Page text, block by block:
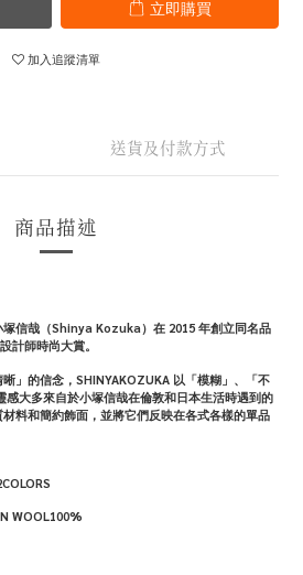
立即購買
加入追蹤清單
送貨及付款方式
商品描述
信哉（Shinya Kozuka）在 2015 年創立同名品
計師時尚大賞。
」的信念，SHINYAKOZUKA 以「模糊」、「不
感大多來自於小塚信哉在倫敦和日本生活時遇到的
料和簡約飾面，並將它們反映在各式各樣的單品
WOOL100%